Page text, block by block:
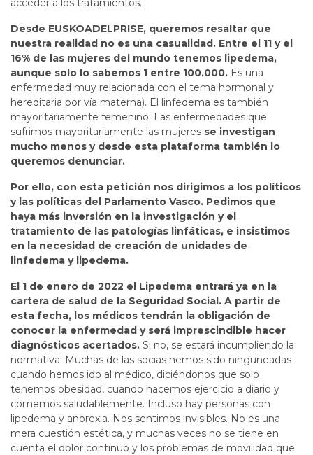
Desde EUSKOADELPRISE, queremos resaltar que
nuestra realidad no es una casualidad. Entre el 11 y el
16% de las mujeres del mundo tenemos lipedema,
aunque solo lo sabemos 1 entre 100.000. Es una
enfermedad muy relacionada con el tema hormonal y
hereditaria por vía materna). El linfedema es también
mayoritariamente femenino. Las enfermedades que
sufrimos mayoritariamente las mujeres se investigan
mucho menos y desde esta plataforma también lo
queremos denunciar.
Por ello, con esta petición nos dirigimos a los políticos
y las políticas del Parlamento Vasco. Pedimos que
haya más inversión en la investigación y el
tratamiento de las patologías linfáticas, e insistimos
en la necesidad de creación de unidades de
linfedema y lipedema.
El 1 de enero de 2022 el Lipedema entrará ya en la
cartera de salud de la Seguridad Social. A partir de
esta fecha, los médicos tendrán la obligación de
conocer la enfermedad y será imprescindible hacer
diagnósticos acertados. Si no, se estará incumpliendo la
normativa. Muchas de las socias hemos sido ninguneadas
cuando hemos ido al médico, diciéndonos que solo
tenemos obesidad, cuando hacemos ejercicio a diario y
comemos saludablemente. Incluso hay personas con
lipedema y anorexia. Nos sentimos invisibles. No es una
mera cuestión estética, y muchas veces no se tiene en
cuenta el dolor continuo y los problemas de movilidad que